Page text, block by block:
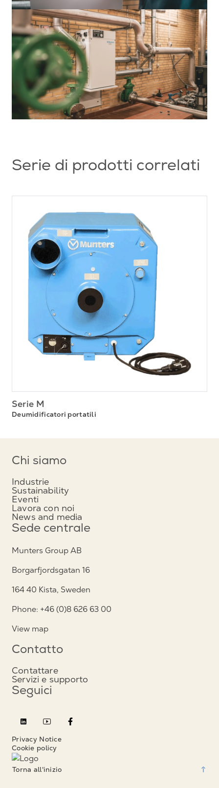
Serie di prodotti correlati
Serie M
Deumidificatori portatili
Chi siamo
Industrie
Sustainability
Eventi
Lavora con noi
News and media
Sede centrale
Munters Group AB
Borgarfjordsgatan 16
164 40 Kista, Sweden
Phone: +46 (0)8 626 63 00
View map
Contatto
Contattare
Servizi e supporto
Seguici
Privacy Notice
Cookie policy
Torna all'inizio